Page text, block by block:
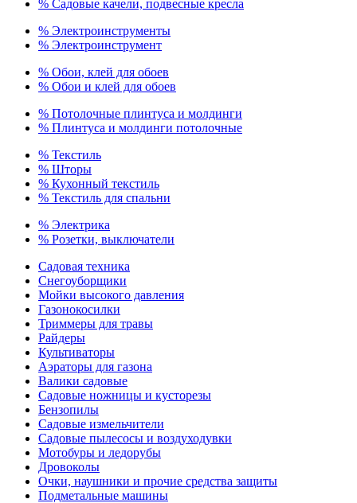
% Садовые качели, подвесные кресла
% Электроинструменты
% Электроинструмент
% Обои, клей для обоев
% Обои и клей для обоев
% Потолочные плинтуса и молдинги
% Плинтуса и молдинги потолочные
% Текстиль
% Шторы
% Кухонный текстиль
% Текстиль для спальни
% Электрика
% Розетки, выключатели
Садовая техника
Снегоуборщики
Мойки высокого давления
Газонокосилки
Триммеры для травы
Райдеры
Культиваторы
Аэраторы для газона
Валики садовые
Садовые ножницы и кусторезы
Бензопилы
Садовые измельчители
Садовые пылесосы и воздуходувки
Мотобуры и ледорубы
Дровоколы
Очки, наушники и прочие средства защиты
Подметальные машины